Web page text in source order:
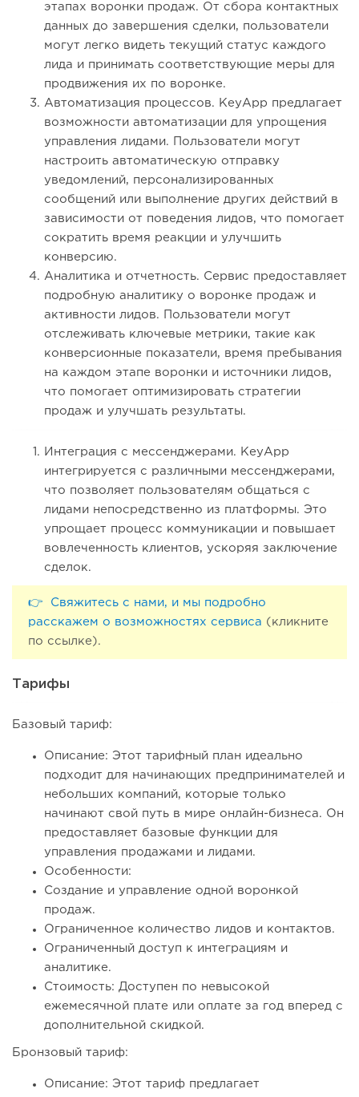
этапах воронки продаж. От сбора контактных
данных до завершения сделки, пользователи
могут легко видеть текущий статус каждого
лида и принимать соответствующие меры для
продвижения их по воронке.
Автоматизация процессов. KeyApp предлагает
возможности автоматизации для упрощения
управления лидами. Пользователи могут
настроить автоматическую отправку
уведомлений, персонализированных
сообщений или выполнение других действий в
зависимости от поведения лидов, что помогает
сократить время реакции и улучшить
конверсию.
Аналитика и отчетность. Сервис предоставляет
подробную аналитику о воронке продаж и
активности лидов. Пользователи могут
отслеживать ключевые метрики, такие как
конверсионные показатели, время пребывания
на каждом этапе воронки и источники лидов,
что помогает оптимизировать стратегии
продаж и улучшать результаты.
Интеграция с мессенджерами. KeyApp
интегрируется с различными мессенджерами,
что позволяет пользователям общаться с
лидами непосредственно из платформы. Это
упрощает процесс коммуникации и повышает
вовлеченность клиентов, ускоряя заключение
сделок.
👉 Свяжитесь с нами, и мы подробно
расскажем о возможностях сервиса (кликните
по ссылке).
Тарифы
Базовый тариф:
Описание: Этот тарифный план идеально
подходит для начинающих предпринимателей и
небольших компаний, которые только
начинают свой путь в мире онлайн-бизнеса. Он
предоставляет базовые функции для
управления продажами и лидами.
Особенности:
Создание и управление одной воронкой
продаж.
Ограниченное количество лидов и контактов.
Ограниченный доступ к интеграциям и
аналитике.
Стоимость: Доступен по невысокой
ежемесячной плате или оплате за год вперед с
дополнительной скидкой.
Бронзовый тариф:
Описание: Этот тариф предлагает